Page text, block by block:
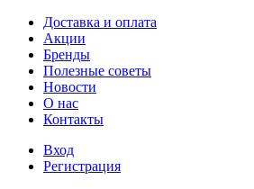
Доставка и оплата
Акции
Бренды
Полезные советы
Новости
О нас
Контакты
Вход
Регистрация